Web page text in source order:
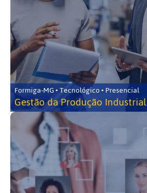
Formiga-MG • Tecnológico • Presencial
Gestão da Produção Industrial